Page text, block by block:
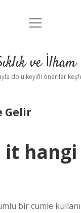
Anasayfa
Yasal Uyarı
menüyü
ve İlham
dolu keyifli öneriler
Gelir
it
bir cümle